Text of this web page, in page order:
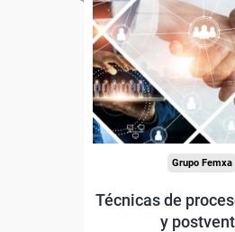
Para
trabajadores y
de Castilla y
Para todos los
Grupo Femxa
Técnicas de
y